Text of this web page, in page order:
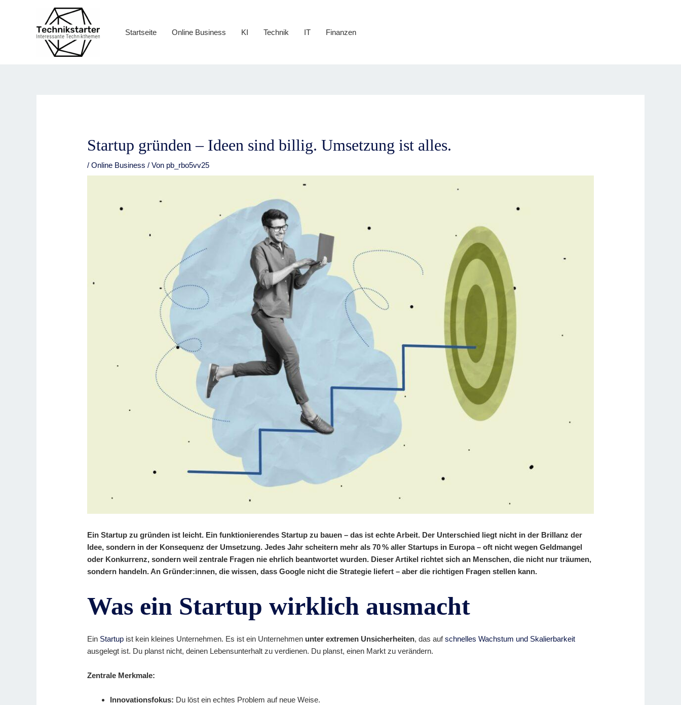
Startseite Online Business KI Technik IT Finanzen
Startup gründen – Ideen sind billig. Umsetzung ist alles.
/Online Business / Von pb_rbo5vv25
Ein Startup zu gründen ist leicht. Ein funktionierendes Startup zu bauen – das ist echte Arbeit. Der Unterschied liegt nicht in der Brillanz der
Idee, sondern in der Konsequenz der Umsetzung. Jedes Jahr scheitern mehr als 70 % aller Startups in Europa – oft nicht wegen Geldmangel
oder Konkurrenz, sondern weil zentrale Fragen nie ehrlich beantwortet wurden. Dieser Artikel richtet sich an Menschen, die nicht nur träumen,
sondern handeln. An Gründer:innen, die wissen, dass Google nicht die Strategie liefert – aber die richtigen Fragen stellen kann.
Was ein Startup wirklich ausmacht
Ein Startup ist kein kleines Unternehmen. Es ist ein Unternehmen unter extremen Unsicherheiten, das aufschnelles Wachstum und Skalierbarkeit
ausgelegt ist. Du planst nicht, deinen Lebensunterhalt zu verdienen. Du planst, einen Markt zu verändern.
Zentrale Merkmale:
Innovationsfokus: Du löst ein echtes Problem auf neue Weise.